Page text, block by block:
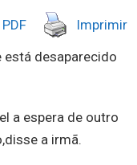
PDF Imprimir
está desaparecido
a espera de outro
a irmã.